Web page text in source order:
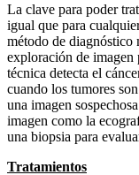
La clave para poder
igual que para
método de diagnóstico
exploración de imagen
técnica detecta el
cuando los tumores
una imagen
imagen como la
una biopsia para
Tratamientos